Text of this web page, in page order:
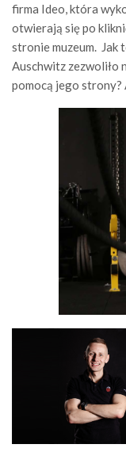
firma Ideo, która
otwierają się po
stronie muzeum. Jak
Auschwitz zezwoliło
pomocą jego strony?